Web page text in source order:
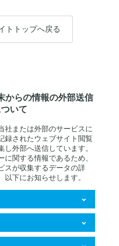
トトップへ戻る
からの情報の外部送信
いて
社または外部のサービスに
録されたウェブサイト閲覧
外部へ送信しています。
関する情報であるため、
スが収集するデータの詳
下にお知らせします。